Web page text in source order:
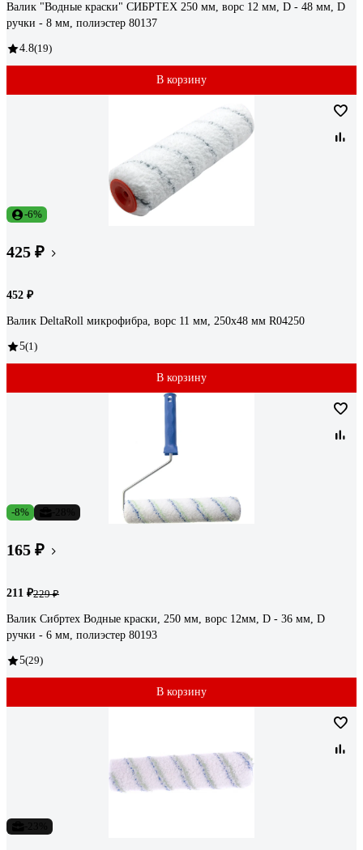
Валик "Водные краски" СИБРТЕХ 250 мм, ворс 12 мм, D - 48 мм, D
ручки - 8 мм, полиэстер 80137
4.8(19)
В корзину
-6%
425 ₽
452 ₽
Валик DeltaRoll микрофибра, ворс 11 мм, 250х48 мм R04250
5(1)
В корзину
-8%
165 ₽
211 ₽229 ₽
Валик Сибртех Водные краски, 250 мм, ворс 12мм, D - 36 мм, D
ручки - 6 мм, полиэстер 80193
5(29)
В корзину